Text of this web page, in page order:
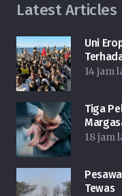
Latest Articles
Uni
14 jam
Tiga
18 jam
Tewas